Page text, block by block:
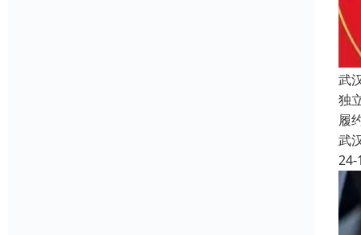
武
独
履
武
24-